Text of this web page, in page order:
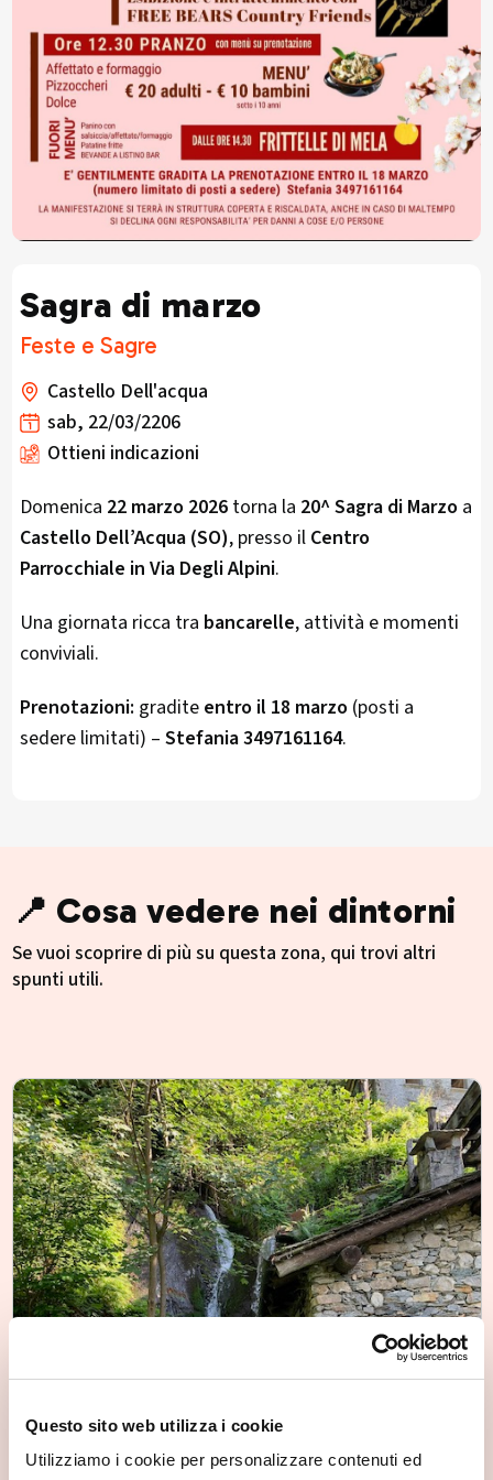
Questo sito web utilizza i cookie
Utilizziamo i cookie per personalizzare contenuti ed
Sagra di marzo
Feste e Sagre
Castello Dell'acqua
sab, 22/03/2206
Ottieni indicazioni
Domenica 22 marzo 2026torna la 20^ Sagra di Marzo a
Castello Dell’Acqua (SO), presso il Centro
Parrocchiale in Via Degli Alpini.
Una giornata ricca tra bancarelle, attività e momenti
conviviali.
Prenotazioni: gradite entro il 18 marzo (posti a
sedere limitati) – Stefania 3497161164.
📍 Cosa vedere nei dintorni
Se vuoi scoprire di più su questa zona, qui trovi altri
spunti utili.